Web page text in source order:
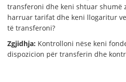
transferoni dhe keni shtuar shumë
harruar tarifat dhe keni llogaritur
të transferoni?
Zgjidhja: Kontrolloni nëse keni
dispozicion për transferin dhe